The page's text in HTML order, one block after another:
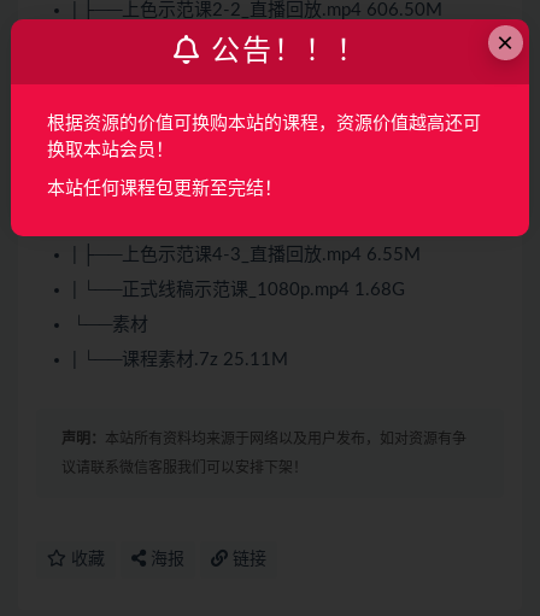
| ├──上色示范课2-2_直播回放.mp4 606.50M
| ├──上色示范课2-3_直播回放.mp4 411.09M
| ├──上色示范课3-1_直播回放.mp4 903.62M
| ├──上色示范课3-2_直播回放.mp4 612.50M
| ├──上色示范课3-3_直播回放.mp4 584.60M
| ├──上色示范课4-1_直播回放.mp4 871.42M
| ├──上色示范课4-3_直播回放.mp4 6.55M
| └──正式线稿示范课_1080p.mp4 1.68G
└──素材
| └──课程素材.7z 25.11M
声明： 本站所有资料均来源于网络以及用户发布，如对资源有争
议请联系微信客服我们可以安排下架！
收藏 海报 链接
×
公告！！！
根据资源的价值可换购本站的课程，资源价值越高还可
换取本站会员！
本站任何课程包更新至完结！